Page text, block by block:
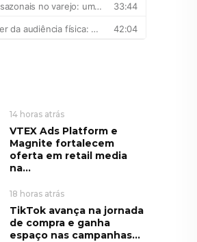
14 horas atrás
VTEX Ads Platform e
Magnite fortalecem
oferta em retail media
na...
18 horas atrás
TikTok avança na jornada
de compra e ganha
espaço nas campanhas...